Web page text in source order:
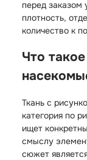
перед заказом
плотность,
количество к
Что
Ткань с
категория по
ищет
смыслу
сюжет